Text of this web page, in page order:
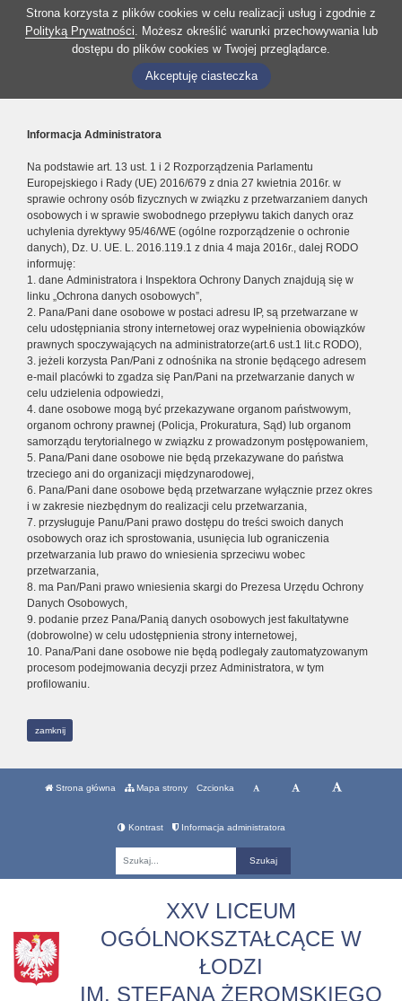
Strona korzysta z plików cookies w celu realizacji usług i zgodnie z
Polityką Prywatności. Możesz określić warunki przechowywania lub
dostępu do plików cookies w Twojej przeglądarce.
Akceptuję ciasteczka
Informacja Administratora
Na podstawie art. 13 ust. 1 i 2 Rozporządzenia Parlamentu
Europejskiego i Rady (UE) 2016/679 z dnia 27 kwietnia 2016r. w
sprawie ochrony osób fizycznych w związku z przetwarzaniem danych
osobowych i w sprawie swobodnego przepływu takich danych oraz
uchylenia dyrektywy 95/46/WE (ogólne rozporządzenie o ochronie
danych), Dz. U. UE. L. 2016.119.1 z dnia 4 maja 2016r., dalej RODO
informuję:
1. dane Administratora i Inspektora Ochrony Danych znajdują się w
linku „Ochrona danych osobowych”,
2. Pana/Pani dane osobowe w postaci adresu IP, są przetwarzane w
celu udostępniania strony internetowej oraz wypełnienia obowiązków
prawnych spoczywających na administratorze(art.6 ust.1 lit.c RODO),
3. jeżeli korzysta Pan/Pani z odnośnika na stronie będącego adresem
e-mail placówki to zgadza się Pan/Pani na przetwarzanie danych w
celu udzielenia odpowiedzi,
4. dane osobowe mogą być przekazywane organom państwowym,
organom ochrony prawnej (Policja, Prokuratura, Sąd) lub organom
samorządu terytorialnego w związku z prowadzonym postępowaniem,
5. Pana/Pani dane osobowe nie będą przekazywane do państwa
trzeciego ani do organizacji międzynarodowej,
6. Pana/Pani dane osobowe będą przetwarzane wyłącznie przez okres
i w zakresie niezbędnym do realizacji celu przetwarzania,
7. przysługuje Panu/Pani prawo dostępu do treści swoich danych
osobowych oraz ich sprostowania, usunięcia lub ograniczenia
przetwarzania lub prawo do wniesienia sprzeciwu wobec
przetwarzania,
8. ma Pan/Pani prawo wniesienia skargi do Prezesa Urzędu Ochrony
Danych Osobowych,
9. podanie przez Pana/Panią danych osobowych jest fakultatywne
(dobrowolne) w celu udostępnienia strony internetowej,
10. Pana/Pani dane osobowe nie będą podlegały zautomatyzowanym
procesom podejmowania decyzji przez Administratora, w tym
profilowaniu.
zamknij
Strona główna Mapa strony Czcionka
Kontrast Informacja administratora
XXV LICEUM
OGÓLNOKSZTAŁCĄCE W
ŁODZI
IM. STEFANA ŻEROMSKIEGO